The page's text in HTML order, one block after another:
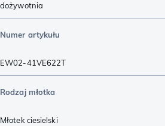
dożywotnia
Numer artykułu
EW02-41VE622T
Rodzaj młotka
Młotek ciesielski